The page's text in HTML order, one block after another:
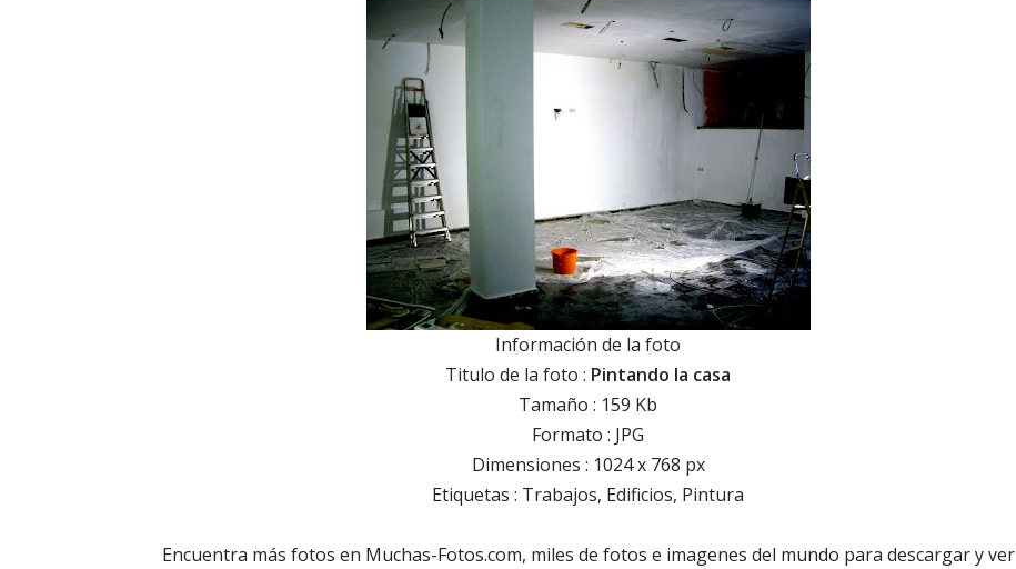
Información de la foto
Titulo de la foto : Pintando la casa
Tamaño : 159 Kb
Formato : JPG
Dimensiones : 1024 x 768 px
Etiquetas : Trabajos, Edificios, Pintura
Encuentra más fotos en Muchas-Fotos.com, miles de fotos e imagenes del mundo para descargar y ver